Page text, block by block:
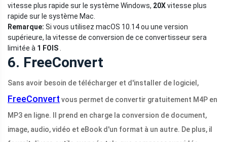
vitesse plus rapide sur le système Windows, 20Xvitesse plus
rapide sur le système Mac.
Remarque: Si vous utilisez macOS 10.14 ou une version
supérieure, la vitesse de conversion de ce convertisseur sera
limitée à 1 FOIS
6. FreeConvert
Sans avoir besoin de télécharger et d'installer de logiciel,
FreeConvert vous permet de convertir gratuitement M4P en
MP3 en ligne. Il prend en charge la conversion de document,
image, audio, vidéo et eBook d'un format à un autre. De plus, il